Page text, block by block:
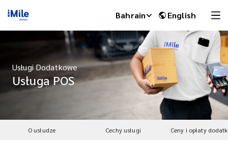
Bahrain English
Usługi Dodatkowe
Usługa POS
O usłudze Cechy usługi Ceny i opłaty